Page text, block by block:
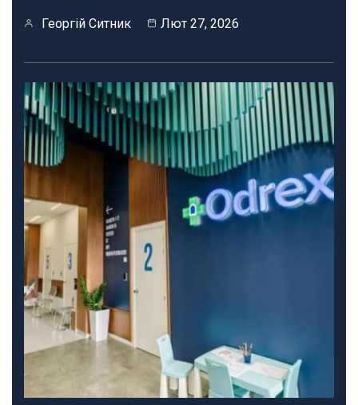
Георгій Ситник Лют 27, 2026